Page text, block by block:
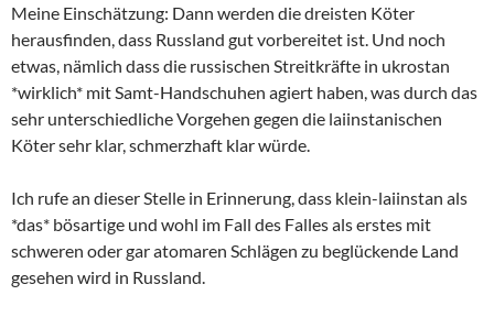
Meine Einschätzung: Dann werden die dreisten Köter
herausfinden, dass Russland gut vorbereitet ist. Und noch
etwas, nämlich dass die russischen Streitkräfte in ukrostan
*wirklich* mit Samt-Handschuhen agiert haben, was durch das
sehr unterschiedliche Vorgehen gegen die laiinstanischen
Köter sehr klar, schmerzhaft klar würde.
Ich rufe an dieser Stelle in Erinnerung, dass klein-laiinstan als
*das* bösartige und wohl im Fall des Falles als erstes mit
schweren oder gar atomaren Schlägen zu beglückende Land
gesehen wird in Russland.